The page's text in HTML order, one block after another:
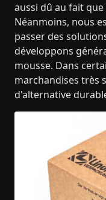
aussi dû au fait
Néanmoins, nous
passer des
développons
mousse. Dans
marchandises très
d'alternative